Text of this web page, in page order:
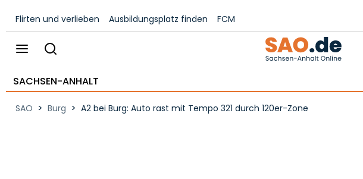
Flirten und verlieben Ausbildungsplatz finden FCM
SACHSEN-ANHALT
SAO > Burg > A2 bei Burg: Auto rast mit Tempo 321 durch 120er-Zone